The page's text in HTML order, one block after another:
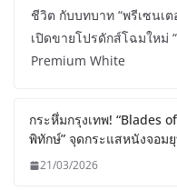
ชีวิต กับบทบาท “พรีเซนเ
เปิดขายโปรดักส์โฉมใหม่
Premium White
กระหึ่มกรุงเทพ! “Blades
พิทักษ์” จุดกระแสหนังจอ
21/03/2026